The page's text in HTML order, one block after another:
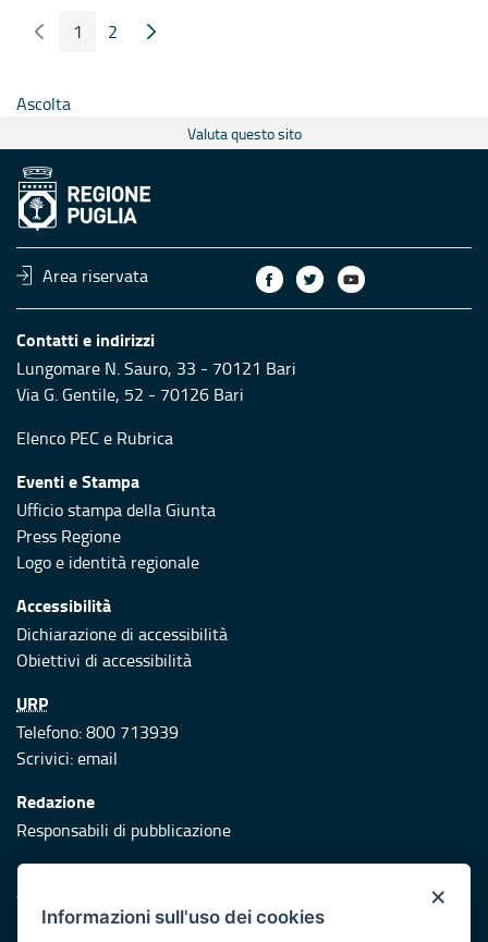
Pagina Precedente
Pagina
1 Pagina
2 Pagina Seguente
Ascolta
Valuta questo sito
Area riservata
Contatti e indirizzi
Lungomare N. Sauro, 33 - 70121 Bari
Via G. Gentile, 52 - 70126 Bari
Elenco PEC e Rubrica
Eventi e Stampa
Ufficio stampa della Giunta
Press Regione
Logo e identità regionale
Accessibilità
Dichiarazione di accessibilità
Obiettivi di accessibilità
URP
Telefono: 800 713939
Scrivici:email
Redazione
Responsabili di pubblicazione
Protezione civile
Vai al sito di Protezione Civile Puglia
×
Informazioni sull'uso dei cookies